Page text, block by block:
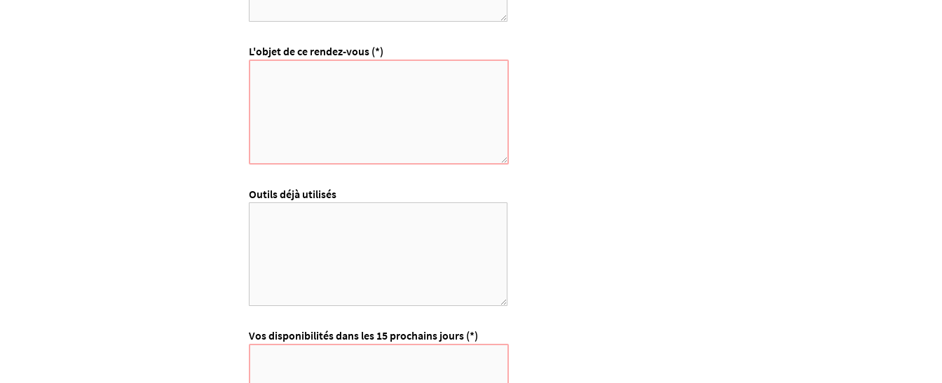
L'objet de ce rendez-vous (*)
Outils déjà utilisés
Vos disponibilités dans les 15 prochains jours (*)